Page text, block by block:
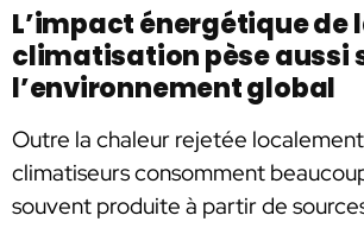
L’impact énergétique de
climatisation pèse aussi
l’environnement global
Outre la chaleur rejetée
climatiseurs consomment
souvent produite à partir de